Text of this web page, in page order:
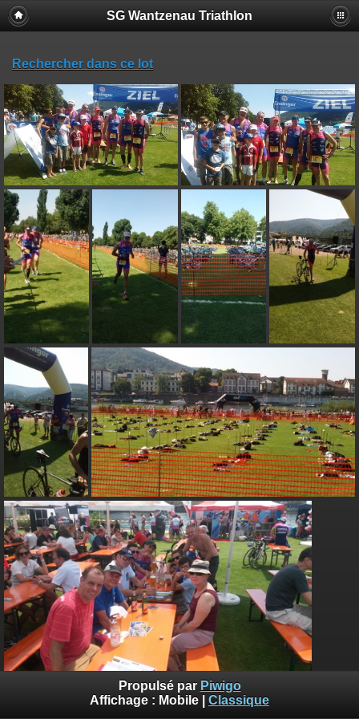
SG Wantzenau Triathlon
Rechercher dans ce lot
Propulsé par Piwigo
Affichage : Mobile Classique